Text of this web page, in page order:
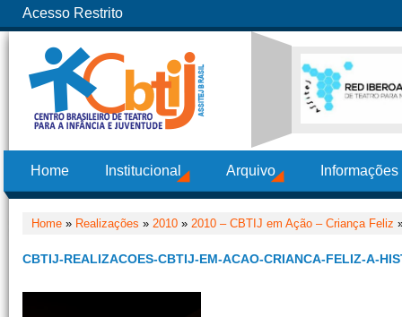
Acesso Restrito
Home Institucional Arquivo
Home » Realizações » 2010 » 2010 – CBTIJ em Ação – Criança Feliz
CBTIJ-REALIZACOES-CBTIJ-EM-ACAO-CRIANCA-FELIZ-A-